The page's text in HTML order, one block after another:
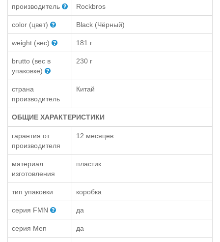
производитель Rockbros
color (цвет) Black (Чёрный)
weight (вес) 181 г
brutto (вес в
упаковке)
230 г
страна
производитель
Китай
ОБЩИЕ ХАРАКТЕРИСТИКИ
гарантия от
производителя
12 месяцев
материал
изготовления
пластик
тип упаковки коробка
серия FMN да
серия Men да